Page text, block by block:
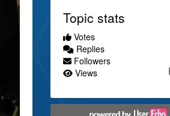
Topic stats
Votes
Replies
Followers
Views